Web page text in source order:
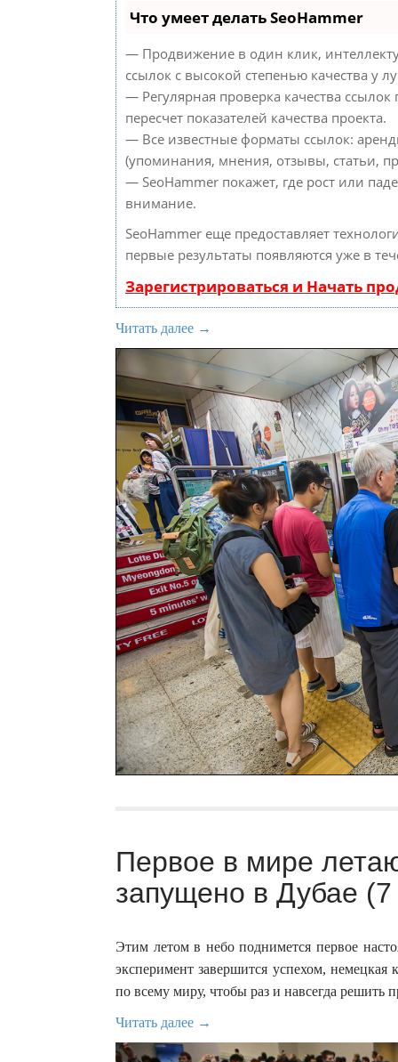
Что умеет делать SeoHammer
— Продвижение в один клик,
ссылок с высокой степенью качества у
— Регулярная проверка качества
пересчет показателей качества проекта.
— Все известные форматы ссылок:
(упоминания, мнения, отзывы, статьи,
— SeoHammer покажет, где рост или
внимание.
SeoHammer еще предоставляет
первые результаты появляются уже в
Зарегистрироваться и Начать
Читать далее →
Первое в мире
запущено в Дубае
Этим летом в небо поднимется первое
эксперимент завершится успехом, немецкая
по всему миру, чтобы раз и навсегда решить
Читать далее →